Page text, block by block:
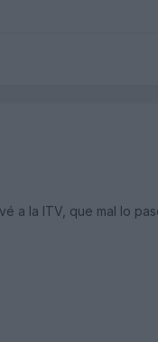
a la ITV, que mal lo